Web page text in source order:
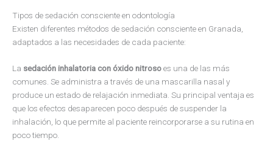
Tipos de sedación consciente en odontología
Existen diferentes métodos de sedación consciente en Granada,
adaptados a las necesidades de cada paciente:
La sedación inhalatoria con óxido nitrosoes una de las más
comunes. Se administra a través de una mascarilla nasal y
produce un estado de relajación inmediata. Su principal ventaja es
que los efectos desaparecen poco después de suspender la
inhalación, lo que permite al paciente reincorporarse a su rutina en
poco tiempo.